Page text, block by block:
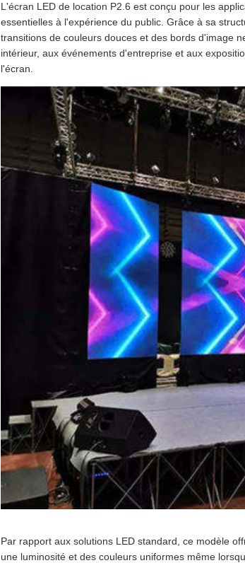
L'écran LED de location P2.6 est conçu pour les
essentielles à l'expérience du public. Grâce à sa
transitions de couleurs douces et des bords d'image
intérieur, aux événements d'entreprise et aux
l'écran.
Par rapport aux solutions LED standard, ce modèle
une luminosité et des couleurs uniformes même